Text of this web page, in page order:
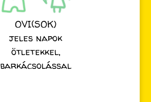
OVI(SOK)
jeles napok
ötletekkel,
barkácsolással